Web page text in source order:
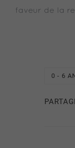
faveur de la
0 - 6